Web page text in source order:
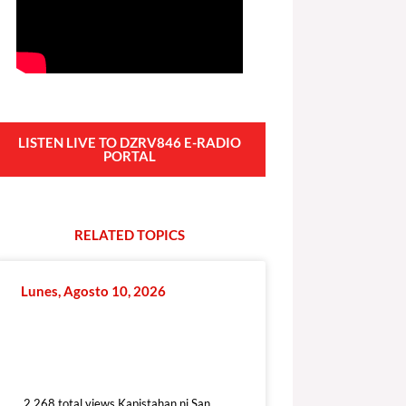
LISTEN LIVE TO DZRV846 E-RADIO
PORTAL
RELATEDTOPICS
Lunes, Agosto 10, 2026